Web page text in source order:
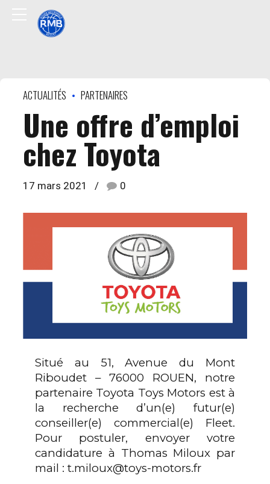
ACTUALITÉS PARTENAIRES
Une offre d’emploi
chez Toyota
17 mars 2021 0
Situé au 51, Avenue du Mont
Riboudet – 76000 ROUEN, notre
partenaire Toyota Toys Motors est à
la recherche d’un(e) futur(e)
conseiller(e) commercial(e) Fleet.
Pour postuler, envoyer votre
candidature à Thomas Miloux par
mail : t.miloux@toys-motors.fr